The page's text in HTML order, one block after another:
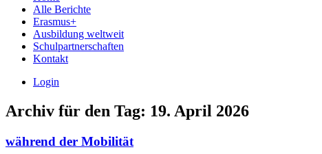
Alle Berichte
Erasmus+
Ausbildung weltweit
Schulpartnerschaften
Kontakt
Login
Archiv für den Tag: 19. April 2026
während der Mobilität